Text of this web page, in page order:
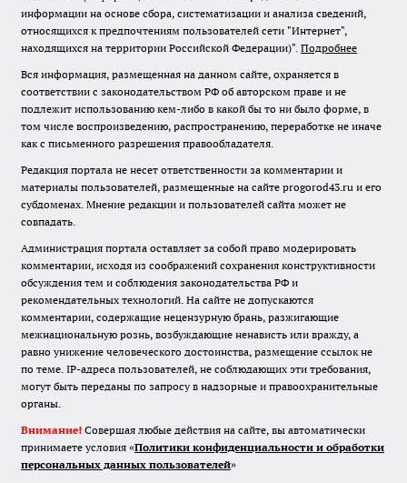
информации на основе сбора, систематизации и анализа сведений,
относящихся к предпочтениям пользователей сети "Интернет",
находящихся на территории Российской Федерации)". Подробнее
Вся информация, размещенная на данном сайте, охраняется в
соответствии с законодательством РФ об авторском праве и не
подлежит использованию кем-либо в какой бы то ни было форме, в
том числе воспроизведению, распространению, переработке не иначе
как с письменного разрешения правообладателя.
Редакция портала не несет ответственности за комментарии и
материалы пользователей, размещенные на сайте progorod43.ru и его
субдоменах. Мнение редакции и пользователей сайта может не
совпадать.
Администрация портала оставляет за собой право модерировать
комментарии, исходя из соображений сохранения конструктивности
обсуждения тем и соблюдения законодательства РФ и
рекомендательных технологий. На сайте не допускаются
комментарии, содержащие нецензурную брань, разжигающие
межнациональную рознь, возбуждающие ненависть или вражду, а
равно унижение человеческого достоинства, размещение ссылок не
по теме. IP-адреса пользователей, не соблюдающих эти требования,
могут быть переданы по запросу в надзорные и правоохранительные
органы.
Внимание! Совершая любые действия на сайте, вы автоматически
принимаете условия «Политики конфиденциальности и обработки
персональных данных пользователей»